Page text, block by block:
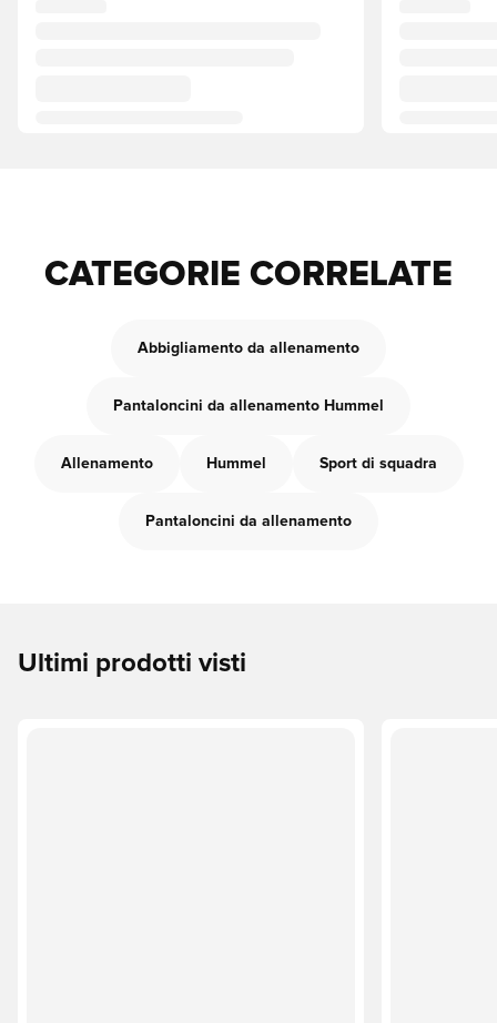
CATEGORIE CORRELATE
Abbigliamento da allenamento
Pantaloncini da allenamento Hummel
Allenamento Hummel Sport di squadra
Pantaloncini da allenamento
Ultimi prodotti visti